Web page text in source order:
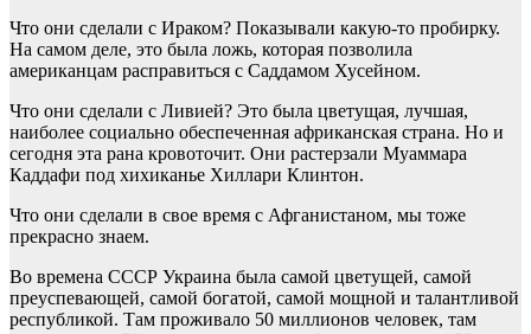
Что они сделали с Ираком? Показывали какую-то пробирку.
На самом деле, это была ложь, которая позволила
американцам расправиться с Саддамом Хусейном.
Что они сделали с Ливией? Это была цветущая, лучшая,
наиболее социально обеспеченная африканская страна. Но и
сегодня эта рана кровоточит. Они растерзали Муаммара
Каддафи под хихиканье Хиллари Клинтон.
Что они сделали в свое время с Афганистаном, мы тоже
прекрасно знаем.
Во времена СССР Украина была самой цветущей, самой
преуспевающей, самой богатой, самой мощной и талантливой
республикой. Там проживало 50 миллионов человек, там